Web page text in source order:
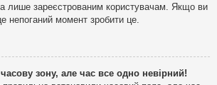
лише зареєстрованим користувачам. Якщо ви
непоганий момент зробити це.
зону, але час все одно невірний!